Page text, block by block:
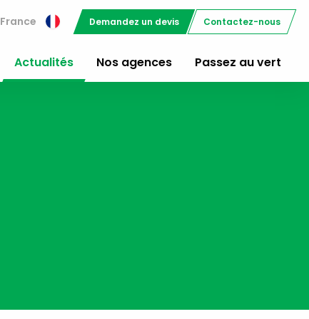
France Demandez un devis Contactez-nous
Actualités Nos agences Passez au vert